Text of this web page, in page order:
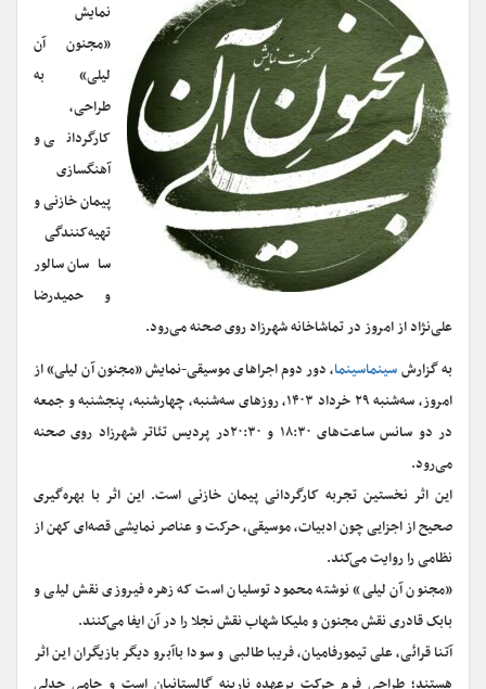
نمایش
«مجنون آن
لیلی» به
طراحی،
کارگردانی و
آهنگسازی
پیمان خازنی و
تهیه‌کنندگی
ساسان سالور
و حمیدرضا
علی‌نژاد از امروز در تماشاخانه شهرزاد روی صحنه می‌رود.
به گزارشسینماسینما، دور دوم اجراهای موسیقی-نمایش «مجنون آن لیلی» از
امروز، سه‌شنبه ۲۹ خرداد ۱۴۰۳، روزهای سه‌شنبه، چهارشنبه، پنجشنبه و جمعه
در دو سانس ساعت‌های ۱۸:۳۰ و ۲۰:۳۰در پردیس تئاتر شهرزاد روی صحنه
می‌رود‌.
این اثر نخستین تجربه کارگردانی پیمان خازنی است. این اثر با بهره‌گیری
صحیح از اجزایی چون ادبیات، موسیقی، حرکت و عناصر نمایشی قصه‌ای کهن از
نظامی را روایت می‌کند.
«مجنون آن لیلی» نوشته محمود توسلیان است که زهره فیروزی نقش لیلی و
بابک قادری نقش مجنون و ملیکا شهاب نقش نجلا را در آن ایفا می‌کنند.
آتنا قرائی، علی تیمورفامیان، فریبا طالبی و سودا باآبرو دیگر بازیگران این اثر